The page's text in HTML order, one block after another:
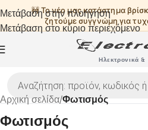
🚧 Το νέο μας κατάστημα
ζητούμε συγγνώμη για
Μετάβαση στην πλοήγηση
Μετάβαση στο κύριο περιεχόμενο
Ηλεκτρονικά &
Αρχική σελίδα/Φωτισμός
Φωτισμός